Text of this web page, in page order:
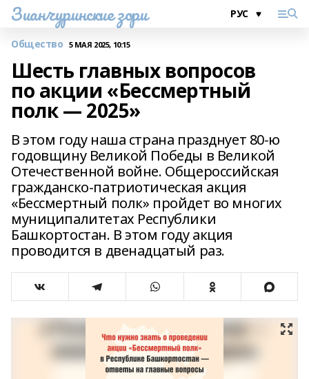
Зианчуринские зори
Общество 5 МАЯ 2025, 10:15
Шесть главных вопросов
по акции «Бессмертный
полк — 2025»
В этом году наша страна празднует 80-ю
годовщину Великой Победы в Великой
Отечественной войне. Общероссийская
гражданско-патриотическая акция
«Бессмертный полк» пройдет во многих
муниципалитетах Республики
Башкортостан. В этом году акция
проводится в двенадцатый раз.